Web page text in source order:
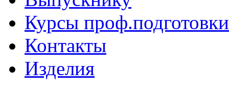
Курсы проф.подготовки
Контакты
Изделия